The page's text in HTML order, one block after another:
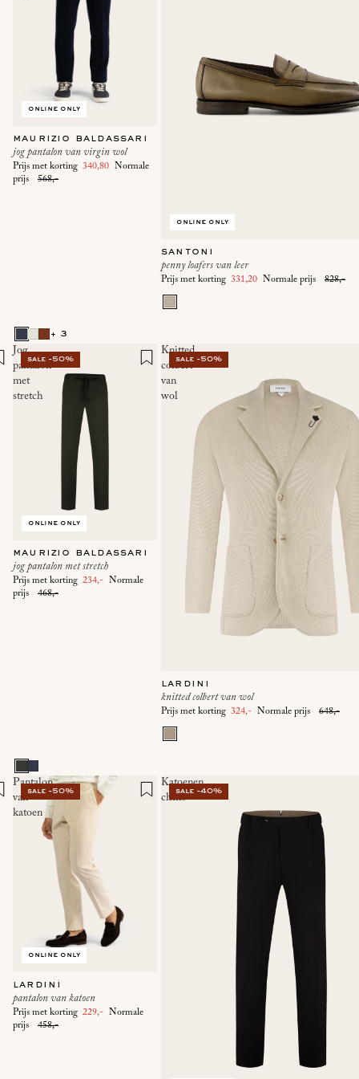
online only
maurizio baldassari
jog pantalon van virgin wol
Prijs met korting 340,80 Normale
prijs
568,-
+ 3
online only
santoni
penny loafers van leer
Prijs met korting 331,20 Normale prijs 828,-
Jog
pantalon
met
stretch
sale -50%
online only
maurizio baldassari
jog pantalon met stretch
Prijs met korting 234,- Normale
prijs
468,-
Knitted
colbert
van
wol
sale -50%
lardini
knitted colbert van wol
Prijs met korting 324,- Normale prijs 648,-
Pantalon
van
katoen
sale -50%
online only
lardini
pantalon van katoen
Prijs met korting 229,- Normale
prijs
458,-
Katoenen
chino
sale -40%